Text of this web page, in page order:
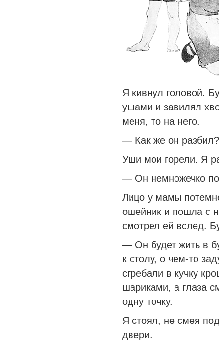
Я кивнул головой.
ушами и завилял
меня, то на него.
— Как же он разбил?
Уши мои горели. Я
— Он немножечко
Лицо у мамы
ошейник и пошла с
смотрел ей вслед.
— Он будет жить в
к столу, о чем-то
сгребали в кучку
шариками, а глаза
одну точку.
Я стоял, не смея
двери.